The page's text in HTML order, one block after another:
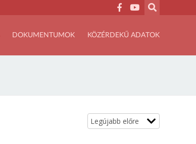
DOKUMENTUMOK KÖZÉRDEKŰ ADATOK